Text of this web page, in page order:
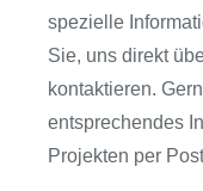
spezielle
Sie, uns direkt
kontaktieren.
entsprechendes
Projekten per